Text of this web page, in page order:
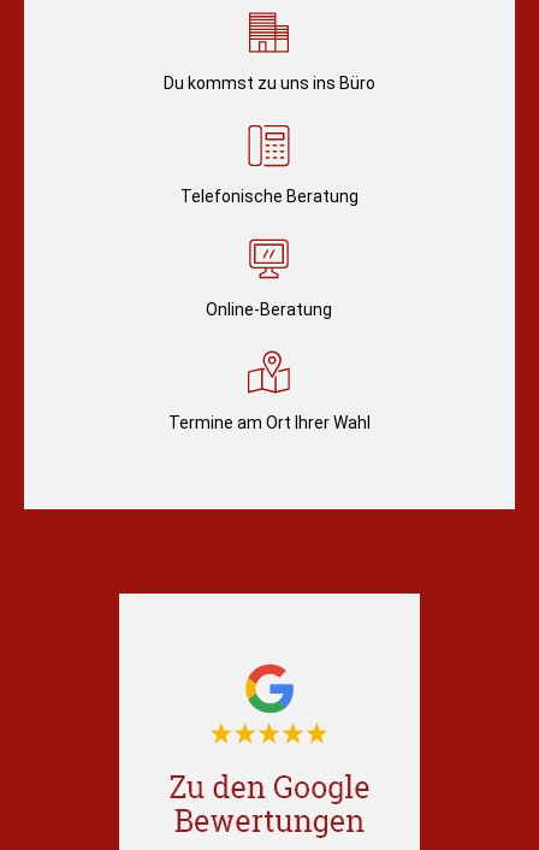
Du kommst zu uns ins Büro
Telefonische Beratung
Online-Beratung
Termine am Ort Ihrer Wahl